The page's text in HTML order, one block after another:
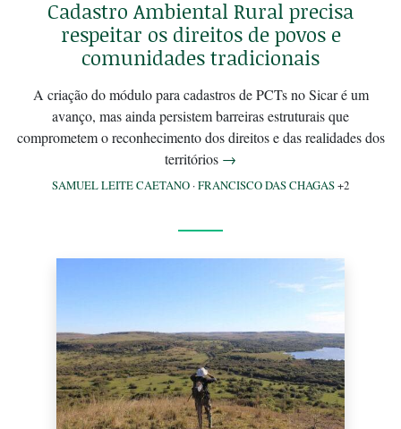
Cadastro Ambiental Rural precisa
respeitar os direitos de povos e
comunidades tradicionais
A criação do módulo para cadastros de PCTs no Sicar é um
avanço, mas ainda persistem barreiras estruturais que
comprometem o reconhecimento dos direitos e das realidades dos
territórios →
SAMUEL LEITE CAETANO ·FRANCISCO DAS CHAGAS+2